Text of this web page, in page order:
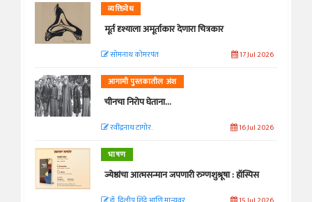
व्यक्तिवेध
मूर्त दृश्याला अमूर्ताकार देणारा चित्रकार
सोमनाथ कोमरपंत 17 Jul 2026
आगामी पुस्तकातील अंश
चीनचा निरोप घेताना...
रवींद्रनाथ टागोर. 16 Jul 2026
भाषण
ज्येष्ठांचा आत्मसन्मान जपणारी रुग्णशुश्रूषा : हॉस्पिस